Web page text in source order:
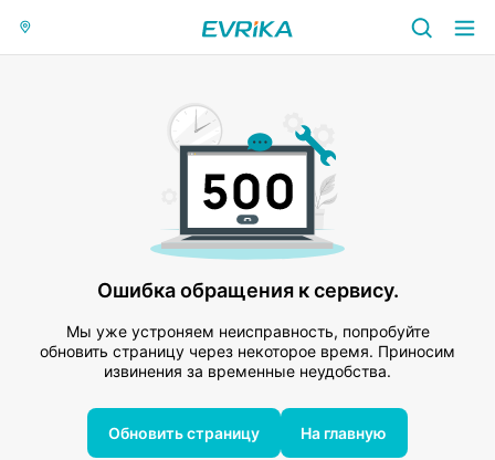
Ошибка обращения к сервису.
Мы уже устроняем неисправность, попробуйте
обновить страницу через некоторое время. Приносим
извинения за временные неудобства.
Обновить страницу На главную